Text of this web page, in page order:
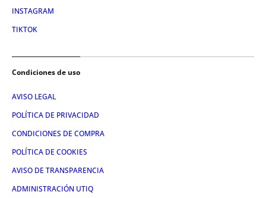
INSTAGRAM
TIKTOK
Condiciones de uso
AVISO LEGAL
POLÍTICA DE PRIVACIDAD
CONDICIONES DE COMPRA
POLÍTICA DE COOKIES
AVISO DE TRANSPARENCIA
ADMINISTRACIÓN UTIQ